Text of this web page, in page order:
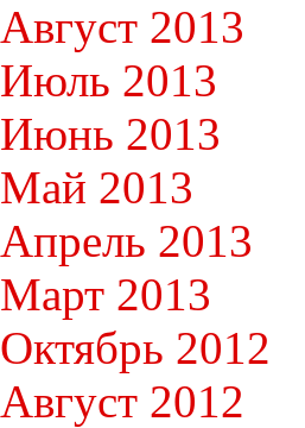
Август 2013
Июль 2013
Июнь 2013
Май 2013
Апрель 2013
Март 2013
Октябрь 2012
Август 2012